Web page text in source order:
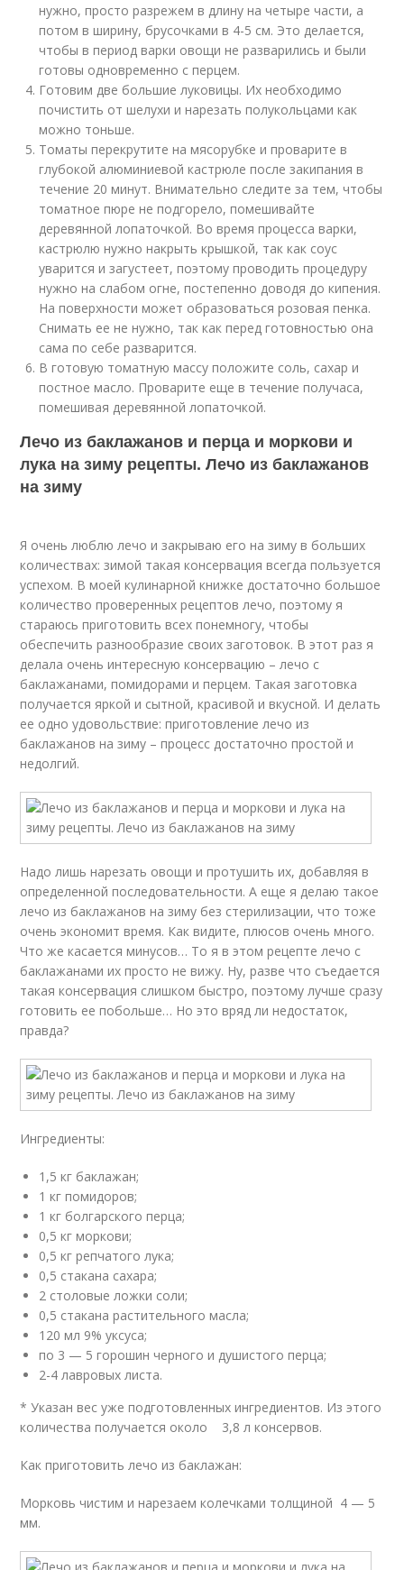
нужно, просто разрежем в длину на четыре части, а
потом в ширину, брусочками в 4-5 см. Это делается,
чтобы в период варки овощи не разварились и были
готовы одновременно с перцем.
Готовим две большие луковицы. Их необходимо
почистить от шелухи и нарезать полукольцами как
можно тоньше.
Томаты перекрутите на мясорубке и проварите в
глубокой алюминиевой кастрюле после закипания в
течение 20 минут. Внимательно следите за тем, чтобы
томатное пюре не подгорело, помешивайте
деревянной лопаточкой. Во время процесса варки,
кастрюлю нужно накрыть крышкой, так как соус
уварится и загустеет, поэтому проводить процедуру
нужно на слабом огне, постепенно доводя до кипения.
На поверхности может образоваться розовая пенка.
Снимать ее не нужно, так как перед готовностью она
сама по себе разварится.
В готовую томатную массу положите соль, сахар и
постное масло. Проварите еще в течение получаса,
помешивая деревянной лопаточкой.
Лечо из баклажанов и перца и моркови и
лука на зиму рецепты. Лечо из баклажанов
на зиму
Я очень люблю лечо и закрываю его на зиму в больших
количествах: зимой такая консервация всегда пользуется
успехом. В моей кулинарной книжке достаточно большое
количество проверенных рецептов лечо, поэтому я
стараюсь приготовить всех понемногу, чтобы
обеспечить разнообразие своих заготовок. В этот раз я
делала очень интересную консервацию – лечо с
баклажанами, помидорами и перцем. Такая заготовка
получается яркой и сытной, красивой и вкусной. И делать
ее одно удовольствие: приготовление лечо из
баклажанов на зиму – процесс достаточно простой и
недолгий.
Надо лишь нарезать овощи и протушить их, добавляя в
определенной последовательности. А еще я делаю такое
лечо из баклажанов на зиму без стерилизации, что тоже
очень экономит время. Как видите, плюсов очень много.
Что же касается минусов… То я в этом рецепте лечо с
баклажанами их просто не вижу. Ну, разве что съедается
такая консервация слишком быстро, поэтому лучше сразу
готовить ее побольше… Но это вряд ли недостаток,
правда?
Ингредиенты:
1,5 кг баклажан;
1 кг помидоров;
1 кг болгарского перца;
0,5 кг моркови;
0,5 кг репчатого лука;
0,5 стакана сахара;
2 столовые ложки соли;
0,5 стакана растительного масла;
120 мл 9% уксуса;
по 3 — 5 горошин черного и душистого перца;
2-4 лавровых листа.
* Указан вес уже подготовленных ингредиентов. Из этого
количества получается около 3,8 л консервов.
Как приготовить лечо из баклажан:
Морковь чистим и нарезаем колечками толщиной 4 — 5
мм.